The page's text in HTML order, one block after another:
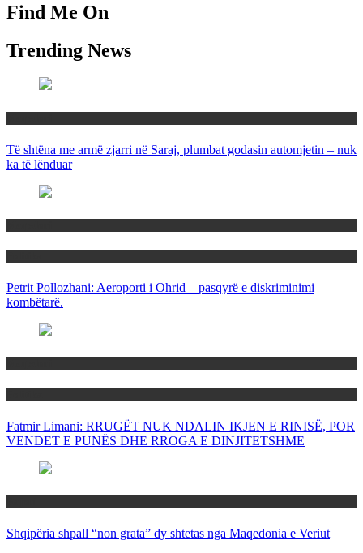
Find Me On
Trending News
Të shtëna me armë zjarri në Saraj, plumbat godasin automjetin – nuk
ka të lënduar
Petrit Pollozhani: Aeroporti i Ohrid – pasqyrë e diskriminimi
kombëtarë.
Fatmir Limani: RRUGËT NUK NDALIN IKJEN E RINISË, POR
VENDET E PUNËS DHE RROGA E DINJITETSHME
Shqipëria shpall “non grata” dy shtetas nga Maqedonia e Veriut